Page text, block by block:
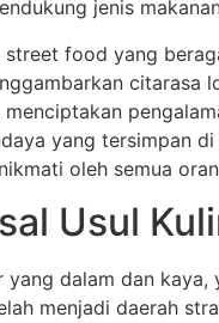
jenis
food yang
citarasa
yang tersimpan
oleh semua
Usul
yang dalam dan
menjadi daerah